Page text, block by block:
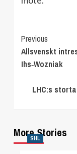
Continue
Reading
Previous
Allsvenskt
Ihs‑Wozniak
LHC:s
More Stories
SHL